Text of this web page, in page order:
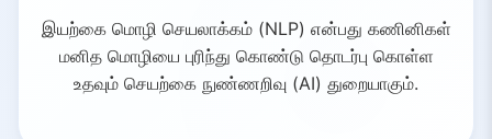
இயற்கை மொழி செயலாக்கம் (NLP) என்பது கணினிகள்
மனித மொழியை புரிந்து கொண்டு தொடர்பு கொள்ள
உதவும் செயற்கை நுண்ணறிவு (AI) துறையாகும்.